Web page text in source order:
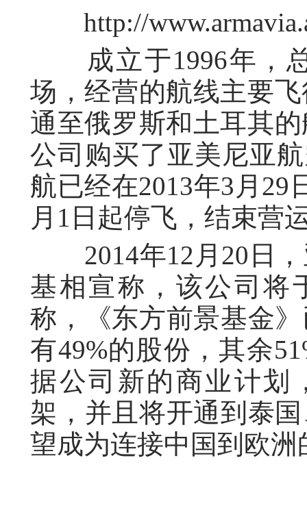
http://
成立于1996年，总
场，经营的航线主要
通至俄罗斯和土耳其
公司购买了亚美尼亚
航已经在2013年3月29
月1日起停飞，结束营
2014年12月20日，
基相宣称，该公司将
称，《东方前景基金
有49%的股份，其余
据公司新的商业计划
架，并且将开通到泰
望成为连接中国到欧